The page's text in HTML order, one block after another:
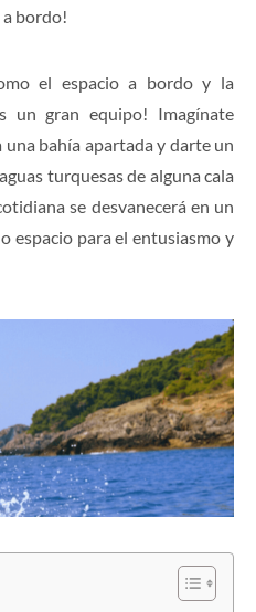
a bordo!
el espacio a bordo y la
un gran equipo! Imagínate
bahía apartada y darte un
turquesas de alguna cala
se desvanecerá en un
espacio para el entusiasmo y